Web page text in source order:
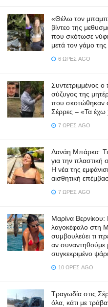
«Θέλω τον
βίντεο της
που σκότωσε
μετά τον γάμο
6 ΏΡΕΣ AGO
Συντετριμμένος ο
σύζυγος της
που σκοτώθηκαν
Σέρρες – «Τα έχω
7 ΏΡΕΣ AGO
Δανάη Μπάρκα:
για την
Η νέα της
αισθητική
7 ΏΡΕΣ AGO
Μαρίνα Βερνίκου:
λαγοκέφαλο στη
συμβουλεύει τι
αν συναντηθούμε
συγκεκριμένο ψάρι
10 ΏΡΕΣ AGO
Τραγωδία στις
όλα, κάτι με